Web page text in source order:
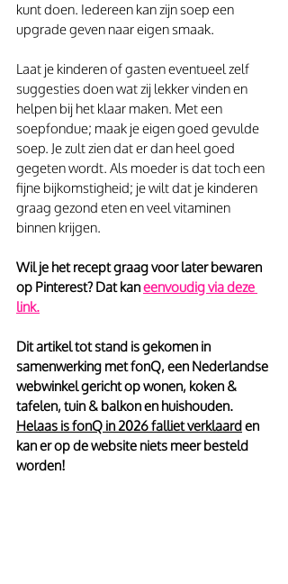
kunt doen. Iedereen kan zijn soep een
upgrade geven naar eigen smaak.
Laat je kinderen of gasten eventueel zelf
suggesties doen wat zij lekker vinden en
helpen bij het klaar maken. Met een
soepfondue; maak je eigen goed gevulde
soep. Je zult zien dat er dan heel goed
gegeten wordt. Als moeder is dat toch een
fijne bijkomstigheid; je wilt dat je kinderen
graag gezond eten en veel vitaminen
binnen krijgen.
Wil je het recept graag voor later bewaren
op Pinterest? Dat kan eenvoudig via deze
link.
Dit artikel tot stand is gekomen in
samenwerking met fonQ, een Nederlandse
webwinkel gericht op wonen, koken &
tafelen, tuin & balkon en huishouden.
Helaas is fonQ in 2026 falliet verklaard en
kan er op de website niets meer besteld
worden!